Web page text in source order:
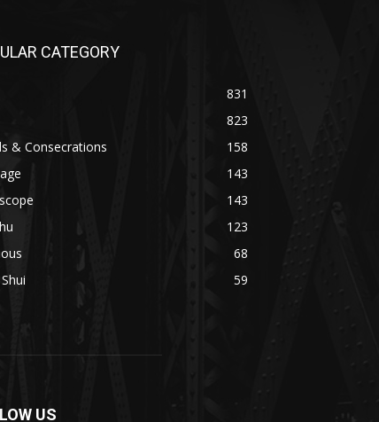
CATEGORY
831
823
& Consecrations
158
143
143
123
68
59
US